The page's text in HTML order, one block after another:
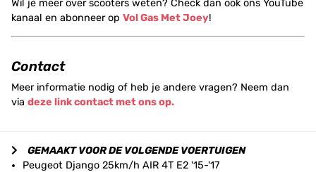
Wil je meer over scooters weten? Check dan ook ons YouTube
kanaal en abonneer op Vol Gas Met Joey!
Contact
Meer informatie nodig of heb je andere vragen? Neem dan
via deze link contact met ons op.
GEMAAKT VOOR DE VOLGENDE VOERTUIGEN
Peugeot Django 25km/h AIR 4T E2 '15-'17